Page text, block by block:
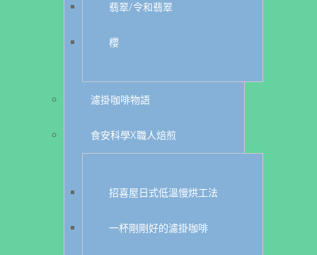
翡翠/令和翡翠
櫻
濾掛咖啡物語
食安科學X職人焙煎
招喜屋日式低溫慢烘工法
一杯剛剛好的濾掛咖啡